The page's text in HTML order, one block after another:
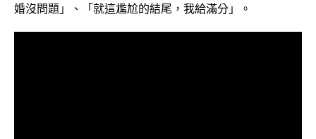
婚沒問題」、「就這尷尬的結尾，我給滿分」。